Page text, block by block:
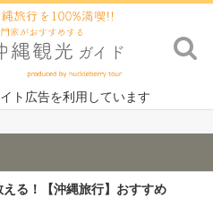
ト広告を利用しています
る！【沖縄旅行】おすすめ